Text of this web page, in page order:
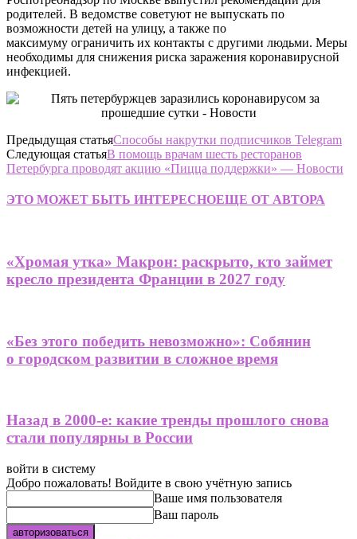
родителей. В ведомстве советуют не выпускать по
возможности детей на улицу, а также по
максимуму ограничить их контакты с другими людьми. Меры
необходимы для снижения риска заражения коронавирусной
инфекцией.
Предыдущая статьяСпособы накрутки подписчиков Telegram
Следующая статьяВ помощь врачам шесть ресторанов
Петербурга проводят акцию «Пицца поддержки» — Новости
ЭТО МОЖЕТ БЫТЬ ИНТЕРЕСНОЕЩЕ ОТ АВТОРА
«Хромая утка» Макрон: раскрыто, кто займет
кресло президента Франции в 2027 году
«Без этого победить невозможно»: Собянин
о городском развитии в сложное время
Назад в 2000-е: какие тренды прошлого снова
стали популярны в России
войти в систему
Добро пожаловать! Войдите в свою учётную запись
Ваше имя пользователя
Ваш пароль